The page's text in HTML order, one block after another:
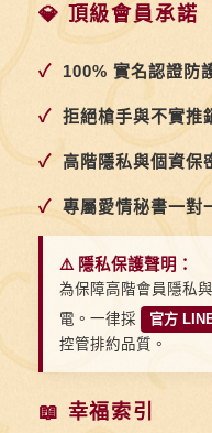
💎 頂級會員承諾
✓ 100% 實名認證防
✓ 拒絕槍手與不實推
✓ 高階隱私與個資保
✓ 專屬愛情秘書一對
⚠️ 隱私保護聲明：
為保障高階會員隱私
電。一律採
官方
控管排約品質。
📖 幸福索引